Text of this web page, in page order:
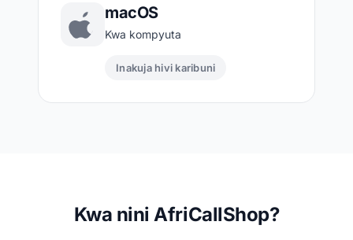
macOS
Kwa kompyuta
Inakuja hivi karibuni
Kwa nini AfriCallShop?